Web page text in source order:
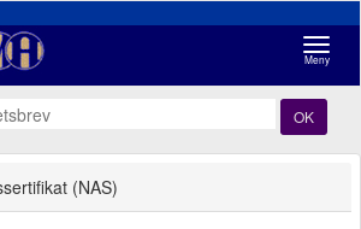
Meny
OK
(NAS)